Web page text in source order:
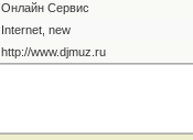
Онлайн Сервис
Internet, new
http://www.djmuz.ru